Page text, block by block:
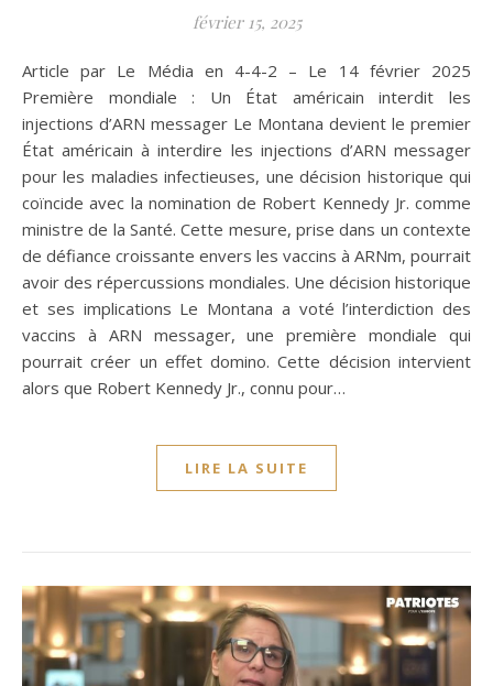
février 15, 2025
Article par Le Média en 4-4-2 – Le 14 février 2025
Première mondiale : Un État américain interdit les
injections d’ARN messager Le Montana devient le premier
État américain à interdire les injections d’ARN messager
pour les maladies infectieuses, une décision historique qui
coïncide avec la nomination de Robert Kennedy Jr. comme
ministre de la Santé. Cette mesure, prise dans un contexte
de défiance croissante envers les vaccins à ARNm, pourrait
avoir des répercussions mondiales. Une décision historique
et ses implications Le Montana a voté l’interdiction des
vaccins à ARN messager, une première mondiale qui
pourrait créer un effet domino. Cette décision intervient
alors que Robert Kennedy Jr., connu pour…
LIRE LA SUITE